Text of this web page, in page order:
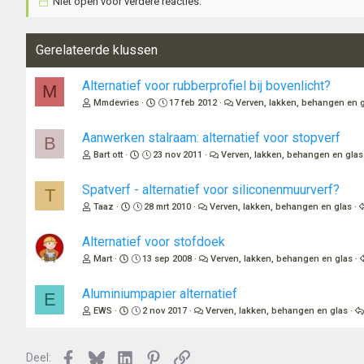
Gerelateerde klussen
M Alternatief voor rubberprofiel bij bovenlicht?
Mmdevries 17 feb 2012 Verven, lakken, behangen en
B Aanwerken stalraam: alternatief voor stopverf
Bart ott 23 nov 2011 Verven, lakken, behangen en glas
T Spatverf - alternatief voor siliconenmuurverf?
Taaz 28 mrt 2010 Verven, lakken, behangen en glas
Alternatief voor stofdoek
Mart 13 sep 2008 Verven, lakken, behangen en glas
E Aluminiumpapier alternatief
EWS 2 nov 2017 Verven, lakken, behangen en glas
Deel: Facebook
BlueskyLinkedInPinterest
Link